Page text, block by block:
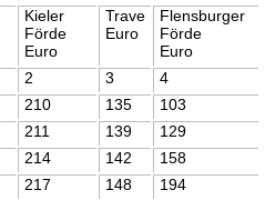
Kieler
Förde
Euro
Trave
Euro
Flensburger
Förde
Euro
2 3
4
210 135
103
211 139
129
214 142
158
217 148
194